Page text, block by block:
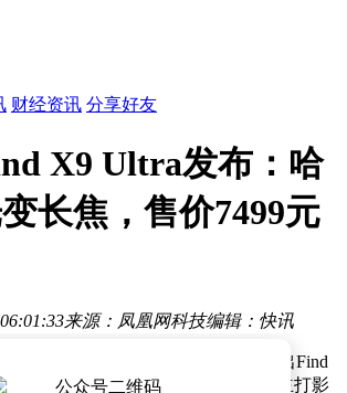
财经资讯 分享好友
X9 Ultra发布：哈
长焦，售价7499元
来源：凤凰网科技编辑：快讯
/杨睿琪）4月21日，OPPO正式推出Find
苏战略合作五周年的产品，该机型主打影